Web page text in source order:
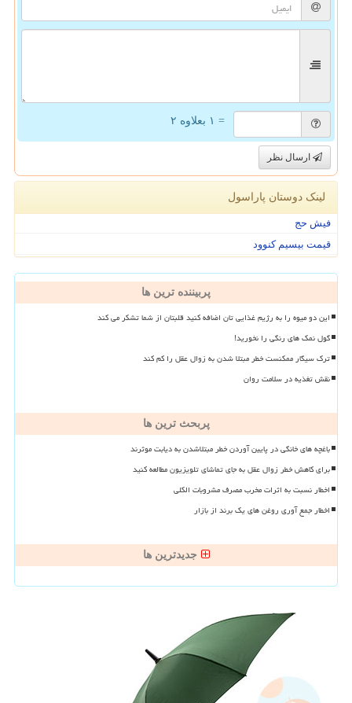
= ۱ بعلاوه ۲
ارسال نظر
لینک دوستان پاراسول
فیش حج
قیمت بیسیم کنوود
پربیننده ترین ها
این دو میوه را به رژیم غذایی تان اضافه کنید قلبتان از شما تشکر می کند
گول نمک های رنگی را نخورید!
ترک سیگار ممکنست خطر مبتلا شدن به زوال عقل را کم کند
نقش تغذیه در سلامت روان
پربحث ترین ها
باغچه های خانگی در پایین آوردن خطر مبتلاشدن به دیابت موثرند
برای کاهش خطر زوال عقل به جای تماشای تلویزیون مطالعه کنید
اخطار نسبت به اثرات مخرب مصرف مشروبات الکلی
اخطار جمع آوری روغن های یک برند از بازار
جدیدترین ها